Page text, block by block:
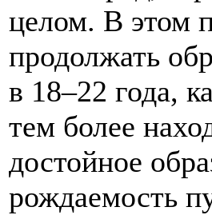
целом. В этом
продолжать
в 18–22 года,
тем более
достойное
рождаемость